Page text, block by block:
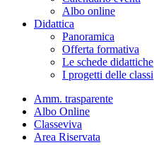
Albo online
Didattica
Panoramica
Offerta formativa
Le schede didattiche
I progetti delle classi
Amm. trasparente
Albo Online
Classeviva
Area Riservata